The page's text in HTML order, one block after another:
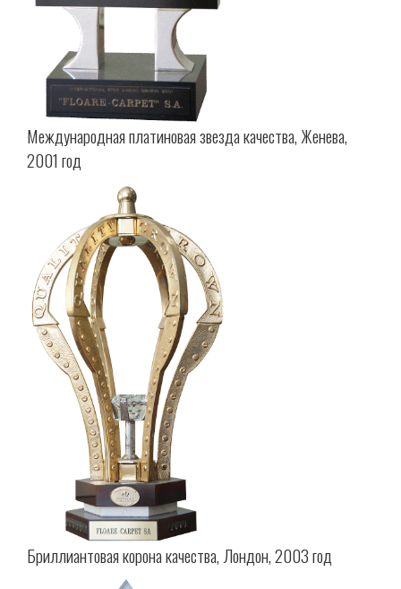
Международная платиновая звезда качества, Женевa,
2001 год
Бриллиантовая корона качества, Лондон, 2003 год